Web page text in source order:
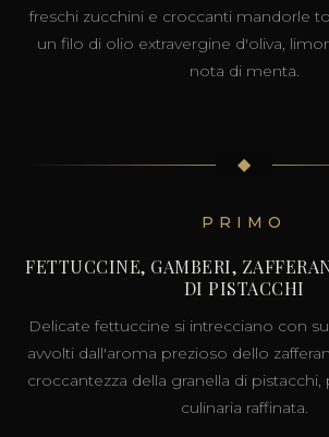
freschi zucchini e croccanti mandorle
un filo di olio extravergine d'oliva,
nota di menta.
◆
PRIMO
FETTUCCINE, GAMBERI,
DI PISTACCHI
Delicate fettuccine si intrecciano con
avvolti dall'aroma prezioso dello
croccantezza della granella di
culinaria raffinata.